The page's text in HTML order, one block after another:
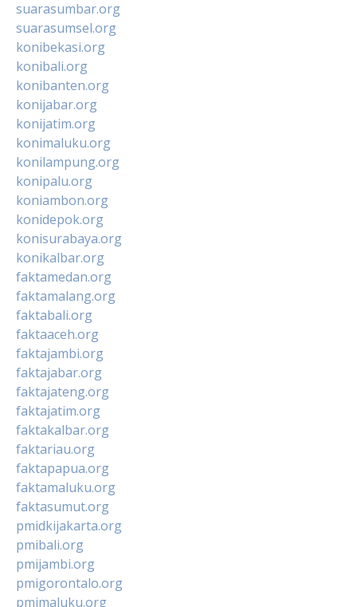
suarasumbar.org
suarasumsel.org
konibekasi.org
konibali.org
konibanten.org
konijabar.org
konijatim.org
konimaluku.org
konilampung.org
konipalu.org
koniambon.org
konidepok.org
konisurabaya.org
konikalbar.org
faktamedan.org
faktamalang.org
faktabali.org
faktaaceh.org
faktajambi.org
faktajabar.org
faktajateng.org
faktajatim.org
faktakalbar.org
faktariau.org
faktapapua.org
faktamaluku.org
faktasumut.org
pmidkijakarta.org
pmibali.org
pmijambi.org
pmigorontalo.org
pmimaluku.org